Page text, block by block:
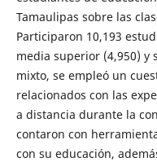
Tamaulipas sobre las
Participaron 10,193
media superior (4,950) y
mixto, se empleó un
relacionados con las
a distancia durante la
contaron con
con su educación,